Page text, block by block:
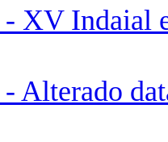
- XV Indaial
- Alterado